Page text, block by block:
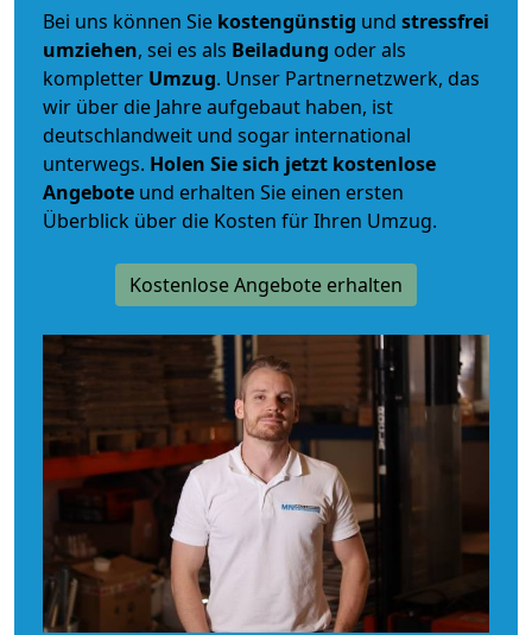
Bei uns können Sie kostengünstig und stressfrei
umziehen, sei es als Beiladung oder als
kompletter Umzug. Unser Partnernetzwerk, das
wir über die Jahre aufgebaut haben, ist
deutschlandweit und sogar international
unterwegs. Holen Sie sich jetzt kostenlose
Angebote und erhalten Sie einen ersten
Überblick über die Kosten für Ihren Umzug.
Kostenlose Angebote erhalten